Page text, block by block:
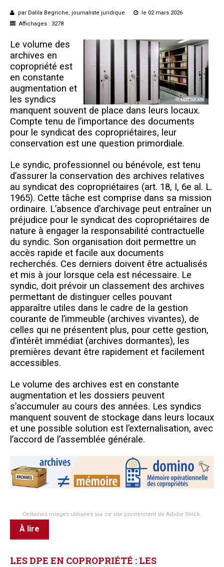
par Dalila Begriche, journaliste juridique
le 02 mars 2026
Affichages : 3278
Le volume des
archives en
copropriété est
en constante
augmentation et
les syndics
manquent souvent de place dans leurs locaux.
Compte tenu de l’importance des documents
pour le syndicat des copropriétaires, leur
conservation est une question primordiale.
Le syndic, professionnel ou bénévole, est tenu
d’assurer la conservation des archives relatives
au syndicat des copropriétaires (art. 18, I, 6e al. L.
1965). Cette tâche est comprise dans sa mission
ordinaire. L’absence d’archivage peut entraîner un
préjudice pour le syndicat des copropriétaires de
nature à engager la responsabilité contractuelle
du syndic. Son organisation doit permettre un
accès rapide et facile aux documents
recherchés. Ces derniers doivent être actualisés
et mis à jour lorsque cela est nécessaire. Le
syndic, doit prévoir un classement des archives
permettant de distinguer celles pouvant
apparaître utiles dans le cadre de la gestion
courante de l’immeuble (archives vivantes), de
celles qui ne présentent plus, pour cette gestion,
d’intérêt immédiat (archives dormantes), les
premières devant être rapidement et facilement
accessibles.
Le volume des archives est en constante
augmentation et les dossiers peuvent
s’accumuler au cours des années. Les syndics
manquent souvent de stockage dans leurs locaux
et une possible solution est l’externalisation, avec
l’accord de l’assemblée générale.
Certaines images utilisées sur ce site proviennent de Adobe Stock.
À lire
LESDPE EN COPROPRIÉTÉ : LES